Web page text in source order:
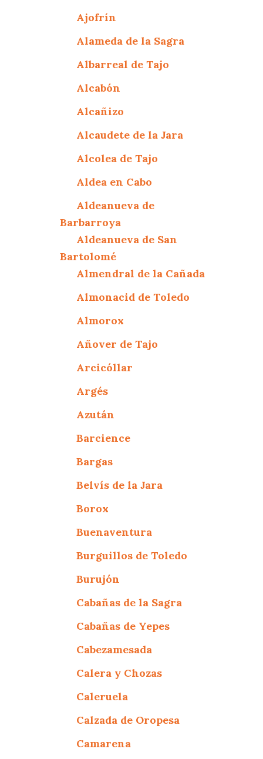
Ajofrín
Alameda de la Sagra
Albarreal de Tajo
Alcabón
Alcañizo
Alcaudete de la Jara
Alcolea de Tajo
Aldea en Cabo
Aldeanueva de
Barbarroya
Aldeanueva de San
Bartolomé
Almendral de la Cañada
Almonacid de Toledo
Almorox
Añover de Tajo
Arcicóllar
Argés
Azután
Barcience
Bargas
Belvís de la Jara
Borox
Buenaventura
Burguillos de Toledo
Burujón
Cabañas de la Sagra
Cabañas de Yepes
Cabezamesada
Calera y Chozas
Caleruela
Calzada de Oropesa
Camarena